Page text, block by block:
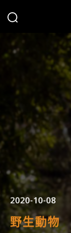
2020-10-08
野生動物